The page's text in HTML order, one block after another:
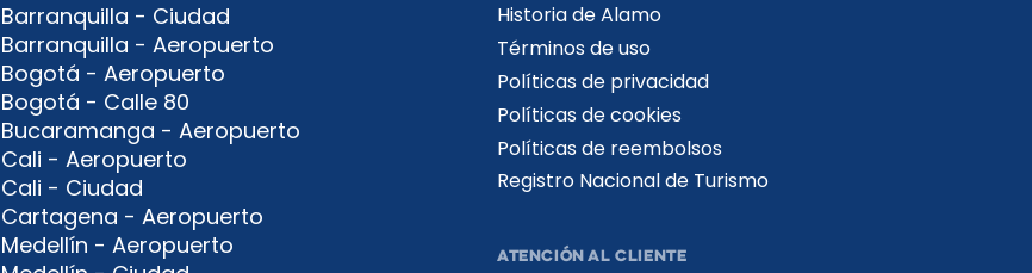
Barranquilla - Ciudad
Barranquilla - Aeropuerto
Bogotá - Aeropuerto
Bogotá - Calle 80
Bucaramanga - Aeropuerto
Cali - Aeropuerto
Cali - Ciudad
Cartagena - Aeropuerto
Medellín - Aeropuerto
Historia de Alamo
Términos de uso
Políticas de privacidad
Políticas de cookies
Políticas de reembolsos
Registro Nacional de Turismo​
ATENCIÓN AL CLIENTE